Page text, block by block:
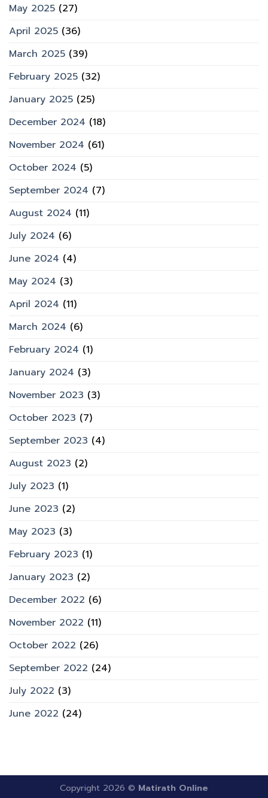
May 2025 (27)
April 2025 (36)
March 2025 (39)
February 2025 (32)
January 2025 (25)
December 2024 (18)
November 2024 (61)
October 2024 (5)
September 2024 (7)
August 2024 (11)
July 2024 (6)
June 2024 (4)
May 2024 (3)
April 2024 (11)
March 2024 (6)
February 2024 (1)
January 2024 (3)
November 2023 (3)
October 2023 (7)
September 2023 (4)
August 2023 (2)
July 2023 (1)
June 2023 (2)
May 2023 (3)
February 2023 (1)
January 2023 (2)
December 2022 (6)
November 2022 (11)
October 2022 (26)
September 2022 (24)
July 2022 (3)
June 2022 (24)
Copyright 2026 © Matirath Online